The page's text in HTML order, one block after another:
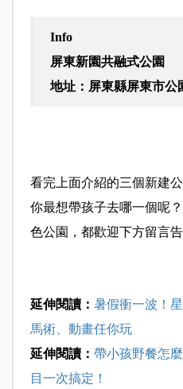
Info
屏東新園共融式公園
地址：屏東縣屏東市公
看完上面介紹的三個新建
你最想帶孩子去哪一個呢
色公園，都歡迎下方留言告
延伸閱讀： 暑假衝一波！
馬術、動畫任你玩
延伸閱讀： 帶小孩野餐怎
目一次搞定！